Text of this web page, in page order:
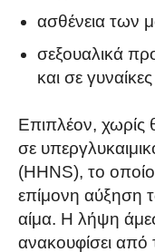
ασθένεια των
σεξουαλικά
και σε γυναίκες
Επιπλέον, χωρίς
σε
(HHNS), το
επίμονη αύξηση
αίμα. Η λήψη
ανακουφίσει